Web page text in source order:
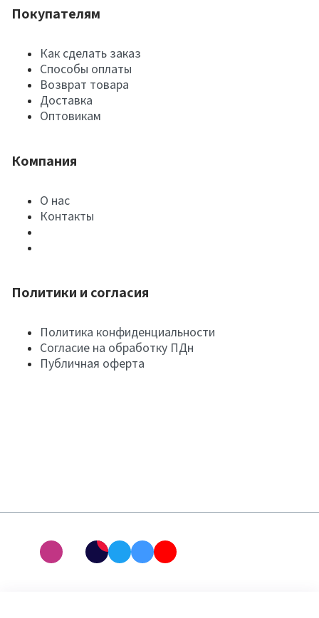
Покупателям
Как сделать заказ
Способы оплаты
Возврат товара
Доставка
Оптовикам
Компания
О нас
Контакты
Политики и согласия
Политика конфиденциальности
Согласие на обработку ПДн
Публичная оферта